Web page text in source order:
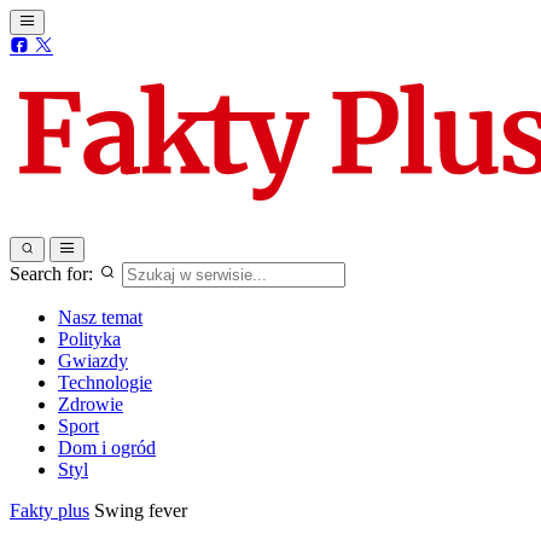
Search for:
Nasz temat
Polityka
Gwiazdy
Technologie
Zdrowie
Sport
Dom i ogród
Styl
Fakty plus Swing fever